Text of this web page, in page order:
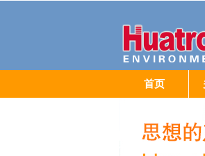
首页